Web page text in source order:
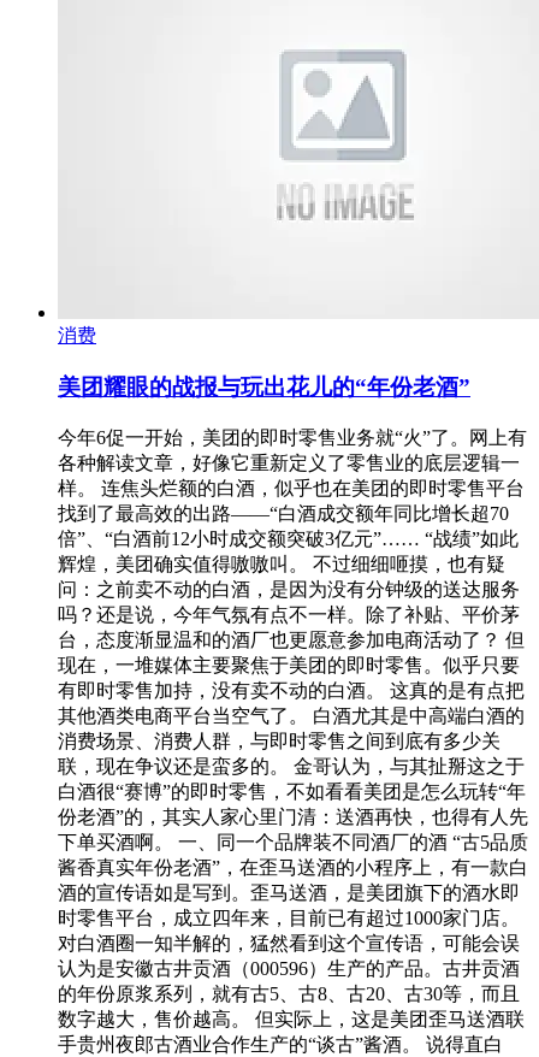
消费
美团耀眼的战报与玩出花儿的“年份老酒”
今年6促一开始，美团的即时零售业务就“火”了。网上有
各种解读文章，好像它重新定义了零售业的底层逻辑一
样。 连焦头烂额的白酒，似乎也在美团的即时零售平台
找到了最高效的出路——“白酒成交额年同比增长超70
倍”、“白酒前12小时成交额突破3亿元”…… “战绩”如此
辉煌，美团确实值得嗷嗷叫。 不过细细咂摸，也有疑
问：之前卖不动的白酒，是因为没有分钟级的送达服务
吗？还是说，今年气氛有点不一样。除了补贴、平价茅
台，态度渐显温和的酒厂也更愿意参加电商活动了？ 但
现在，一堆媒体主要聚焦于美团的即时零售。似乎只要
有即时零售加持，没有卖不动的白酒。 这真的是有点把
其他酒类电商平台当空气了。 白酒尤其是中高端白酒的
消费场景、消费人群，与即时零售之间到底有多少关
联，现在争议还是蛮多的。 金哥认为，与其扯掰这之于
白酒很“赛博”的即时零售，不如看看美团是怎么玩转“年
份老酒”的，其实人家心里门清：送酒再快，也得有人先
下单买酒啊。 一、同一个品牌装不同酒厂的酒 “古5品质
酱香真实年份老酒”，在歪马送酒的小程序上，有一款白
酒的宣传语如是写到。歪马送酒，是美团旗下的酒水即
时零售平台，成立四年来，目前已有超过1000家门店。
对白酒圈一知半解的，猛然看到这个宣传语，可能会误
认为是安徽古井贡酒（000596）生产的产品。古井贡酒
的年份原浆系列，就有古5、古8、古20、古30等，而且
数字越大，售价越高。 但实际上，这是美团歪马送酒联
手贵州夜郎古酒业合作生产的“谈古”酱酒。 说得直白